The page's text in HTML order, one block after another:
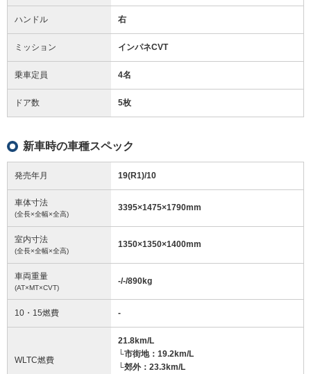
ハンドル 右
ミッション インパネCVT
乗車定員 4名
ドア数 5枚
新車時の車種スペック
発売年月 19(R1)/10
車体寸法
(全長×全幅×全高)
3395×1475×1790mm
室内寸法
(全長×全幅×全高)
1350×1350×1400mm
車両重量
(AT×MT×CVT)
-/-/890kg
10・15燃費 -
WLTC燃費
21.8km/L
└市街地：19.2km/L
└郊外：23.3km/L